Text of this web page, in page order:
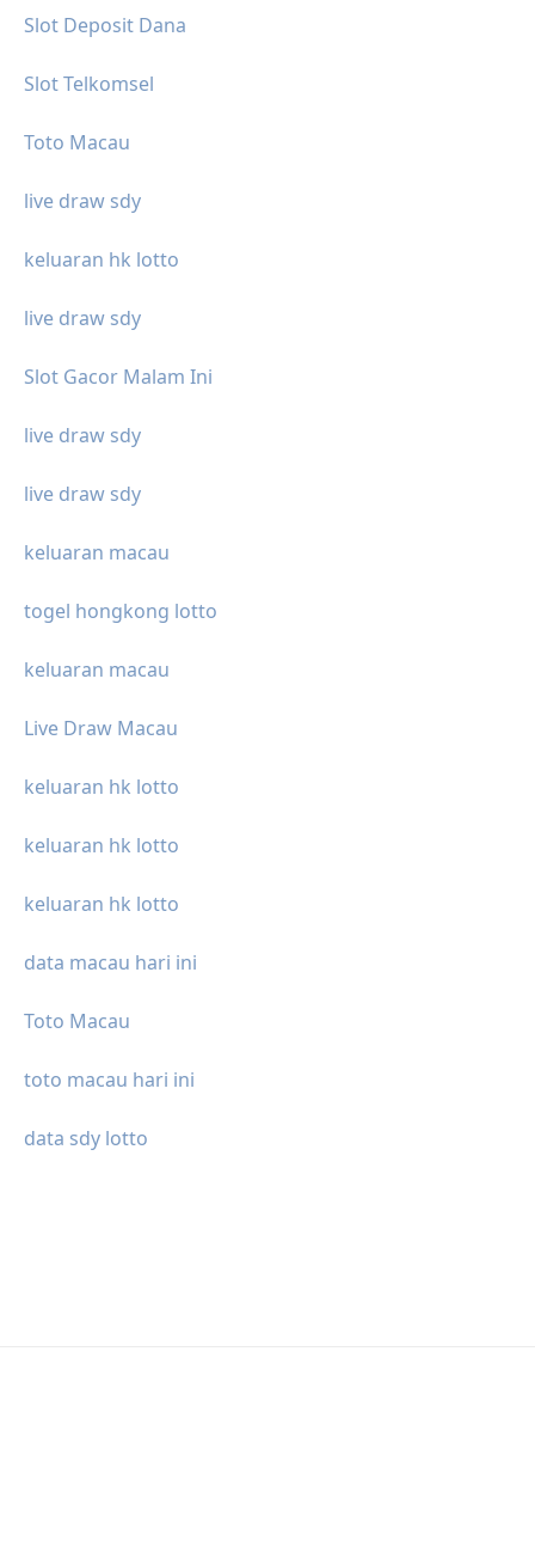
Slot Deposit Dana
Slot Telkomsel
Toto Macau
live draw sdy
keluaran hk lotto
live draw sdy
Slot Gacor Malam Ini
live draw sdy
live draw sdy
keluaran macau
togel hongkong lotto
keluaran macau
Live Draw Macau
keluaran hk lotto
keluaran hk lotto
keluaran hk lotto
data macau hari ini
Toto Macau
toto macau hari ini
data sdy lotto